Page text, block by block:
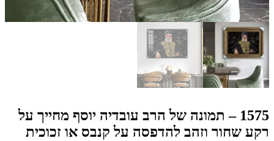
1575 – תמונה של הרב עובדיה יוסף מחייך על
רקע שחור וזהב להדפסה על קנבס או זכוכית